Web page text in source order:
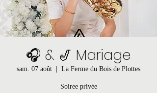
🎧 & 🎷 Mariage
sam. 07 août
  |
La Ferme du Bois de Plottes
Soiree privée